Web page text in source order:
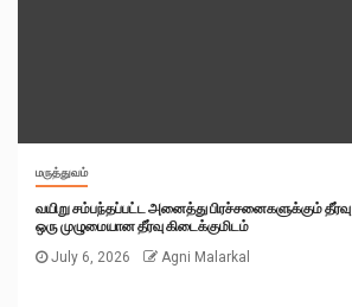
மருத்துவம்
வயிறு சம்பந்தப்பட்ட அனைத்து பிரச்சனைகளுக்கும் தீர்வு
ஒரு முழுமையான தீர்வு கிடைக்குமிடம்
July 6, 2026
Agni Malarkal